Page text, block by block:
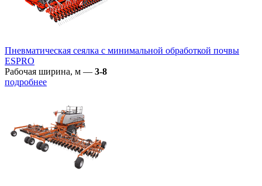
Пневматическая сеялка с минимальной обработкой почвы
ESPRO
Рабочая ширина, м — 3-8
подробнее